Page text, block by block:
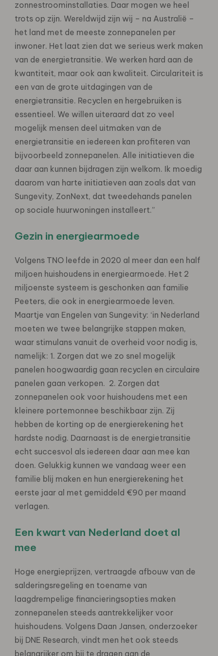
zonnestroominstallaties. Daar mogen we heel
trots op zijn. Wereldwijd zijn wij – na Australië –
het land met de meeste zonnepanelen per
inwoner. Het laat zien dat we serieus werk maken
van de energietransitie. We werken hard aan de
kwantiteit, maar ook aan kwaliteit. Circulariteit is
een van de grote uitdagingen van de
energietransitie. Recyclen en hergebruiken is
essentieel. We willen uiteraard dat zo veel
mogelijk mensen deel uitmaken van de
energietransitie en iedereen kan profiteren van
bijvoorbeeld zonnepanelen. Alle initiatieven die
daar aan kunnen bijdragen zijn welkom. Ik moedig
daarom van harte initiatieven aan zoals dat van
Sungevity, ZonNext, dat tweedehands panelen
op sociale huurwoningen installeert.”
Gezin in energiearmoede
Volgens TNO leefde in 2020 al meer dan een half
miljoen huishoudens in energiearmoede. Het 2
miljoenste systeem is geschonken aan familie
Peeters, die ook in energiearmoede leven.
Maartje van Engelen van Sungevity: ‘in Nederland
moeten we twee belangrijke stappen maken,
waar stimulans vanuit de overheid voor nodig is,
namelijk: 1. Zorgen dat we zo snel mogelijk
panelen hoogwaardig gaan recyclen en circulaire
panelen gaan verkopen. 2. Zorgen dat
zonnepanelen ook voor huishoudens met een
kleinere portemonnee beschikbaar zijn. Zij
hebben de korting op de energierekening het
hardste nodig. Daarnaast is de energietransitie
echt succesvol als iedereen daar aan mee kan
doen. Gelukkig kunnen we vandaag weer een
familie blij maken en hun energierekening het
eerste jaar al met gemiddeld €90 per maand
verlagen.
Een kwart van Nederland doet al
mee
Hoge energieprijzen, vertraagde afbouw van de
salderingsregeling en toename van
laagdrempelige financieringsopties maken
zonnepanelen steeds aantrekkelijker voor
huishoudens. Volgens Daan Jansen, onderzoeker
bij DNE Research, vindt men het ook steeds
belangrijker om bij te dragen aan de